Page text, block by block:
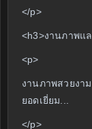
</p>
<h3>งานภาพแ
<p>
งานภาพสวยงา
ยอดเยี่ยม...
</p>